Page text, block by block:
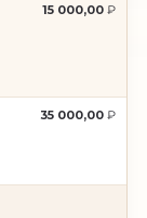
15 000,00
35 000,00